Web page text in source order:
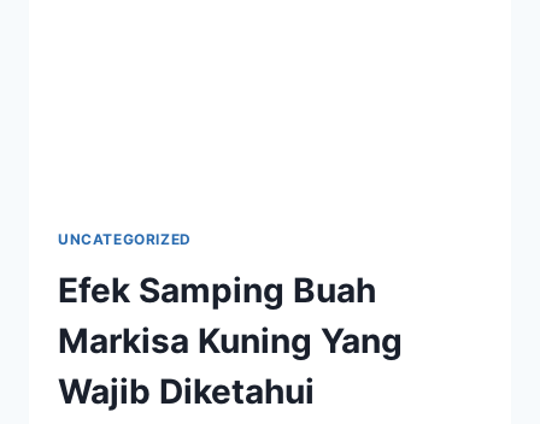
UNCATEGORIZED
Efek Samping Buah
Markisa Kuning Yang
Wajib Diketahui